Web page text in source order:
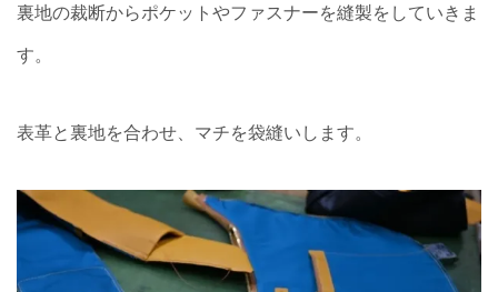
裏地の裁断からポケットやファスナーを縫製をしていきま
す。
表革と裏地を合わせ、マチを袋縫いします。